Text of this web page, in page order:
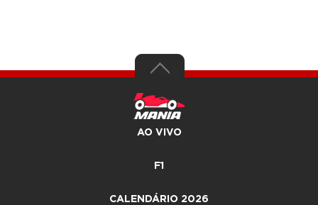
AO VIVO
F1
CALENDÁRIO 2026